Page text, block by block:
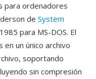
para ordenadores
de System
para MS-DOS. El
un único archivo
soportando
sin compresión